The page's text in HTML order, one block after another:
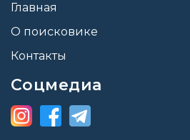
Главная
О поисковике
Контакты
Соцмедиа